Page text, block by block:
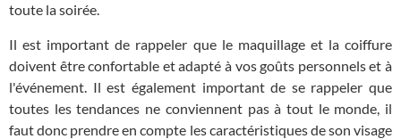
toute la soirée.
Il est important de rappeler que le maquillage et la coiffure
doivent être confortable et adapté à vos goûts personnels et à
l'événement. Il est également important de se rappeler que
toutes les tendances ne conviennent pas à tout le monde, il
faut donc prendre en compte les caractéristiques de son visage